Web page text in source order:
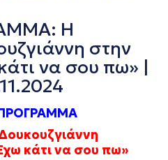
Η
στην
να σου πω» |
κάτι να σου πω»